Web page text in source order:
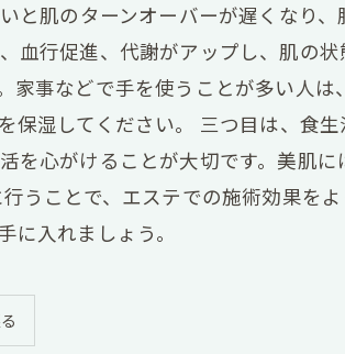
と肌のターンオーバーが遅くなり
行促進、代謝がアップし、肌の状
事などで手を使うことが多い人は
湿してください。 三つ目は、食
心がけることが大切です。美肌
ことで、エステでの施術効果をよ
入れましょう。